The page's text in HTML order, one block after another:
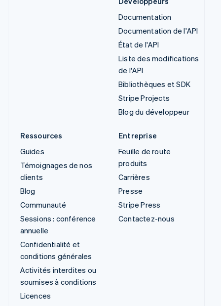
Documentation
Documentation de l'API
État de l'API
Liste des modifications
de l'API
Bibliothèques et SDK
Stripe Projects
Blog du développeur
Ressources
Guides
Témoignages de nos
clients
Blog
Communauté
Sessions : conférence
annuelle
Confidentialité et
conditions générales
Activités interdites ou
soumises à conditions
Licences
Entreprise
Feuille de route
produits
Carrières
Presse
Stripe Press
Contactez-nous